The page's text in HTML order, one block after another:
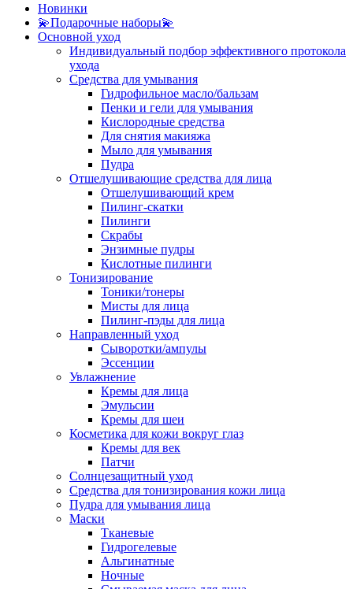
Новинки
💫Подарочные наборы💫
Основной уход
Индивидуальный подбор эффективного протокола
ухода
Средства для умывания
Гидрофильное масло/бальзам
Пенки и гели для умывания
Кислородные средства
Для снятия макияжа
Мыло для умывания
Пудра
Отшелушивающие средства для лица
Отшелушивающий крем
Пилинг-скатки
Пилинги
Скрабы
Энзимные пудры
Кислотные пилинги
Тонизирование
Тоники/тонеры
Мисты для лица
Пилинг-пэды для лица
Направленный уход
Сыворотки/ампулы
Эссенции
Увлажнение
Кремы для лица
Эмульсии
Кремы для шеи
Косметика для кожи вокруг глаз
Кремы для век
Патчи
Солнцезащитный уход
Средства для тонизирования кожи лица
Пудра для умывания лица
Маски
Тканевые
Гидрогелевые
Альгинатные
Ночные